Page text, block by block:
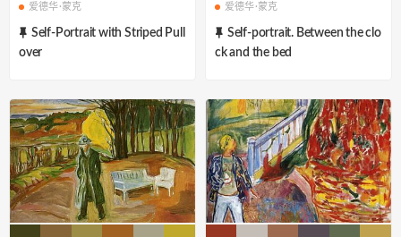
爱德华·蒙克
Self-Portrait with Striped Pull
over
爱德华·蒙克
Self-portrait. Between the clo
ck and the bed